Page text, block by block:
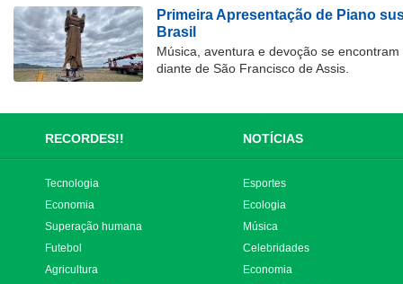
Primeira Apresentação de Piano
Brasil
Música, aventura e devoção se
diante de São Francisco de Assis.
RECORDES!! NOTÍCIAS
Tecnologia
Economia
Superação humana
Futebol
Agricultura
Esportes
Ecologia
Música
Celebridades
Economia